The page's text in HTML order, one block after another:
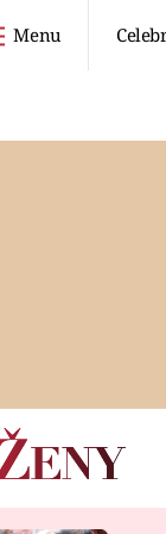
Menu